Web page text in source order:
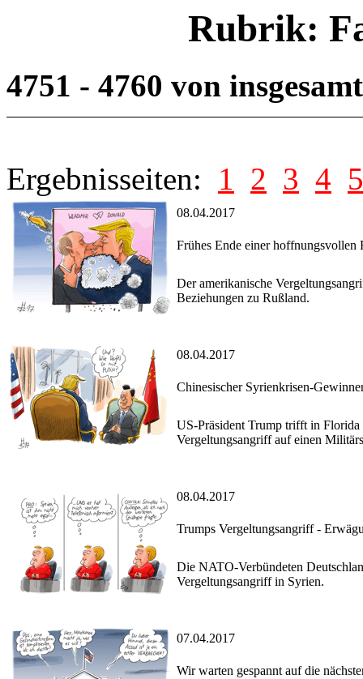
Rubrik:
4751 - 4760 von
Ergebnisseiten: 1 2 3 4 5
08.04.2017
Frühes Ende einer hoffnungsvollen
Der amerikanische
Beziehungen zu Rußland.
08.04.2017
Chinesischer Syrienkrisen-
US-Präsident Trump trifft in Florida
Vergeltungsangriff auf einen
08.04.2017
Trumps Vergeltungsangriff -
Die NATO-Verbündeten
Vergeltungsangriff in Syrien.
07.04.2017
Wir warten gespannt auf die